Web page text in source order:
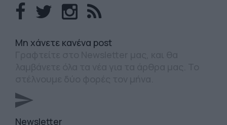
Mη χάνετε κανένα post
Newsletter